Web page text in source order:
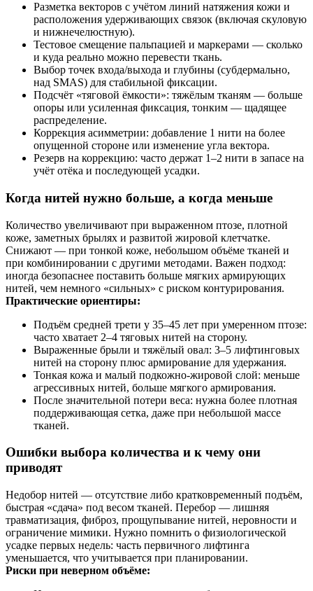
Разметка векторов с учётом линий натяжения кожи и
расположения удерживающих связок (включая скуловую
и нижнечелюстную).
Тестовое смещение пальпацией и маркерами — сколько
и куда реально можно перевести ткань.
Выбор точек входа/выхода и глубины (субдермально,
над SMAS) для стабильной фиксации.
Подсчёт «тяговой ёмкости»: тяжёлым тканям — больше
опоры или усиленная фиксация, тонким — щадящее
распределение.
Коррекция асимметрии: добавление 1 нити на более
опущенной стороне или изменение угла вектора.
Резерв на коррекцию: часто держат 1–2 нити в запасе на
учёт отёка и последующей усадки.
Когда нитей нужно больше, а когда меньше
Количество увеличивают при выраженном птозе, плотной
коже, заметных брылях и развитой жировой клетчатке.
Снижают — при тонкой коже, небольшом объёме тканей и
при комбинировании с другими методами. Важен подход:
иногда безопаснее поставить больше мягких армирующих
нитей, чем немного «сильных» с риском контурирования.
Практические ориентиры:
Подъём средней трети у 35–45 лет при умеренном птозе:
часто хватает 2–4 тяговых нитей на сторону.
Выраженные брыли и тяжёлый овал: 3–5 лифтинговых
нитей на сторону плюс армирование для удержания.
Тонкая кожа и малый подкожно-жировой слой: меньше
агрессивных нитей, больше мягкого армирования.
После значительной потери веса: нужна более плотная
поддерживающая сетка, даже при небольшой массе
тканей.
Ошибки выбора количества и к чему они
приводят
Недобор нитей — отсутствие либо кратковременный подъём,
быстрая «сдача» под весом тканей. Перебор — лишняя
травматизация, фиброз, прощупывание нитей, неровности и
ограничение мимики. Нужно помнить о физиологической
усадке первых недель: часть первичного лифтинга
уменьшается, что учитывается при планировании.
Риски при неверном объёме: